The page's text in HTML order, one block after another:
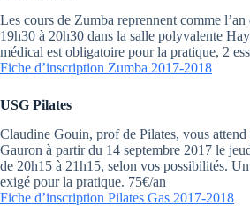
Les cours de Zumba reprennent comme
19h30 à 20h30 dans la salle polyvalente
médical est obligatoire pour la pratique, 2
Fiche d’inscription Zumba 2017-2018
USG Pilates
Claudine Gouin, prof de Pilates, vous attend
Gauron à partir du 14 septembre 2017 le
de 20h15 à 21h15, selon vos possibilités.
exigé pour la pratique. 75€/an
Fiche d’inscription Pilates Gas 2017-2018